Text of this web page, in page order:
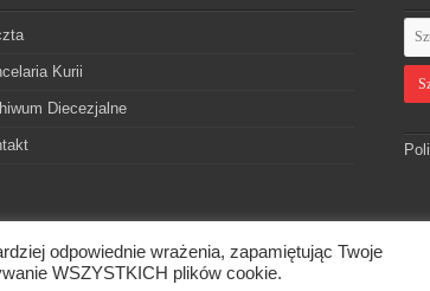
Kurii
Diecezjalne
prawa zastrzeżone.
odpowiednie wrażenia, zapamiętując Twoje
WSZYSTKICH plików cookie.